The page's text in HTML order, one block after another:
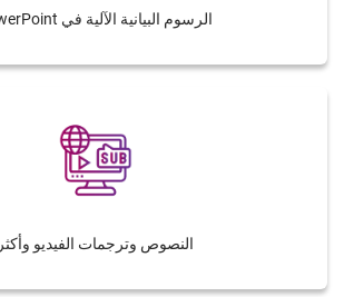
الرسوم البيانية الآلية في PowerPoint
النصوص وترجمات الفيديو وأكثر